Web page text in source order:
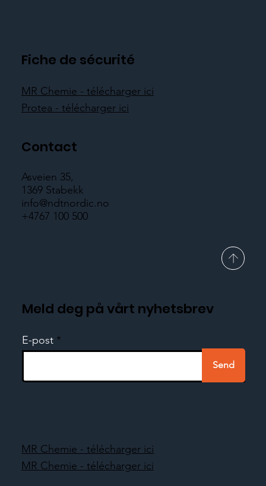
Fiche de sécurité
MR Chemie - télécharger ici
Protea - télécharger ici
Contact
Asveien 35,
1369 Stabekk
info@ndtnordic.no
+4767 100 500
Meld deg på vårt nyhetsbrev
E-post
Send
MR Chemie - télécharger ici
MR Chemie - télécharger ici